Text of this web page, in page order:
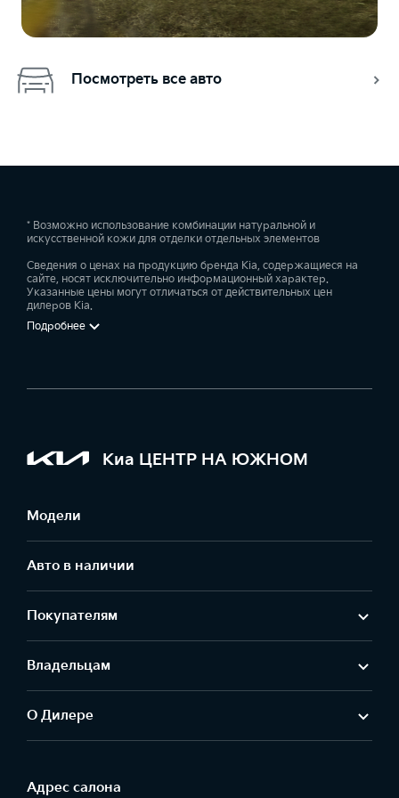
Посмотреть все авто
* Возможно использование комбинации натуральной и
искусственной кожи для отделки отдельных элементов
Сведения о ценах на продукцию бренда Kia, содержащиеся на
сайте, носят исключительно информационный характер.
Указанные цены могут отличаться от действительных цен
дилеров Kia.
Подробнее
Киа ЦЕНТР НА ЮЖНОМ
Модели
Авто в наличии
Покупателям
Владельцам
О Дилере
Адрес салонa